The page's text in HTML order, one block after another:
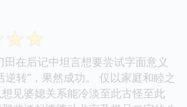
☆☆
田在后记中坦言想要尝试字面意义
逆转”，果然成功。 仅以家庭和睦之
见婆媳关系能冷淡至此古怪至此